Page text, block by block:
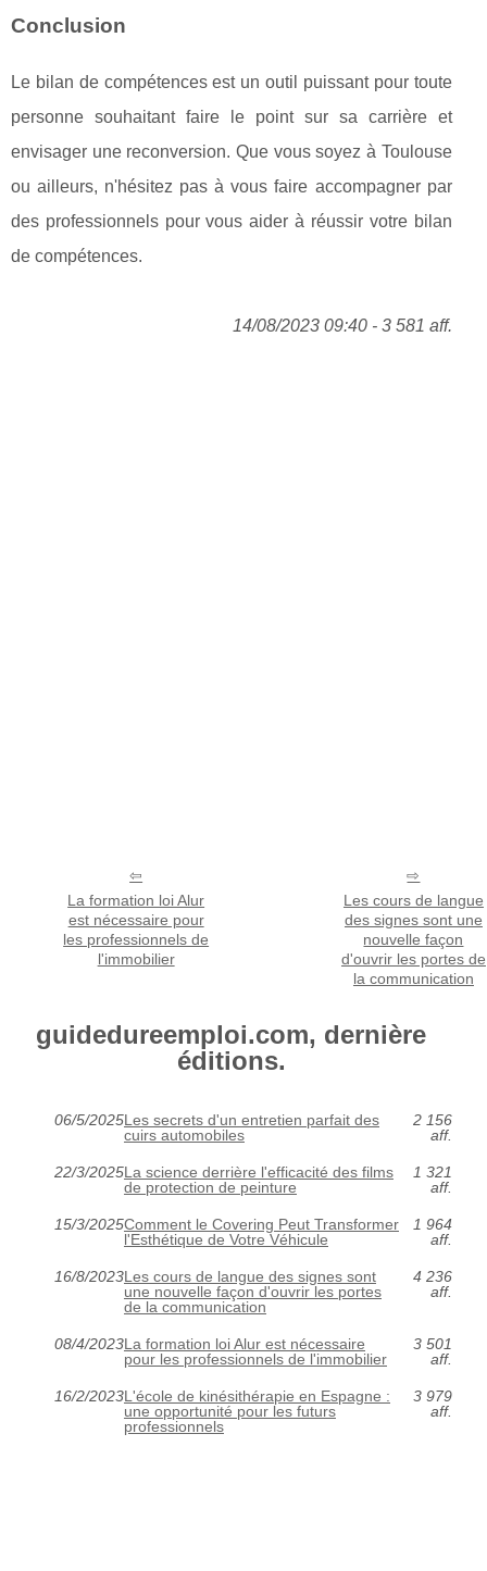
Conclusion
Le bilan de compétences est un outil puissant pour toute
personne souhaitant faire le point sur sa carrière et
envisager une reconversion. Que vous soyez à Toulouse
ou ailleurs, n'hésitez pas à vous faire accompagner par
des professionnels pour vous aider à réussir votre bilan
de compétences.
14/08/2023 09:40 - 3 581 aff.
La formation loi Alur
est nécessaire pour
les professionnels de
l'immobilier
Les cours de langue
des signes sont une
nouvelle façon
d'ouvrir les portes de
la communication
guidedureemploi.com, dernière
éditions.
06/5/2025Les secrets d'un entretien parfait des
cuirs automobiles
2 156
aff.
22/3/2025La science derrière l'efficacité des films
de protection de peinture
1 321
aff.
15/3/2025Comment le Covering Peut Transformer
l'Esthétique de Votre Véhicule
1 964
aff.
16/8/2023Les cours de langue des signes sont
une nouvelle façon d'ouvrir les portes
de la communication
4 236
aff.
08/4/2023La formation loi Alur est nécessaire
pour les professionnels de l'immobilier
3 501
aff.
16/2/2023L'école de kinésithérapie en Espagne :
une opportunité pour les futurs
professionnels
3 979
aff.